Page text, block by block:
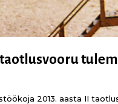
taotlusvooru
2013. aasta II